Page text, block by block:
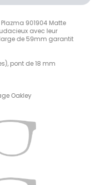
Plazma 901904 Matte
avec leur
de 59mm garantit
pont de 18 mm
Oakley